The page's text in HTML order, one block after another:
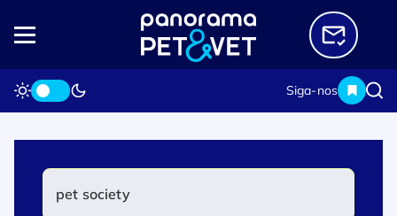
Siga-nos